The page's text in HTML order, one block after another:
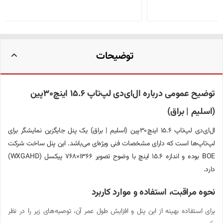
توضیحات
توضیح عمومی درباره ال‌ای‌دی لپ‌تاپ ۱۵.۶ اینچ ۳۰ پین
(اسلیم | براق)
ال‌ای‌دی لپ‌تاپ ۱۵.۶ اینچ ۳۰ پین (اسلیم | براق) یک پنل جایگزین نمایشگر برای
لپ‌تاپ‌ها است که دارای مشخصات فنی ویژه‌ای می‌باشد. این پنل ساخت شرکت
BOE بوده و اندازه ۱۵.۶ اینچ با وضوح تصویر ۱۳۶۶×۷۶۸ پیکسل (WXGA HD)
دارد.
نحوه مراقبت، استفاده و موارد کاربرد
برای استفاده بهینه از این پنل و افزایش طول عمر آن، توصیه‌های زیر را در نظر